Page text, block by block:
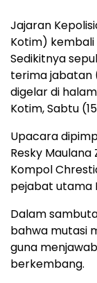
Jajaran
Kotim)
Sedikitnya
terima jabatan
digelar di
Kotim, Sabtu
Upacara
Resky
Kompol
pejabat utama
Dalam
bahwa mutasi
guna
berkembang.